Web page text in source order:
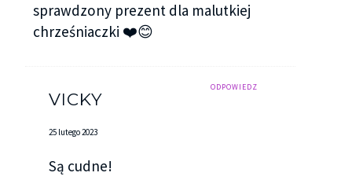
sprawdzony prezent dla malutkiej
chrześniaczki ❤️😊
ODPOWIEDZ
VICKY
25 lutego 2023
Są cudne!